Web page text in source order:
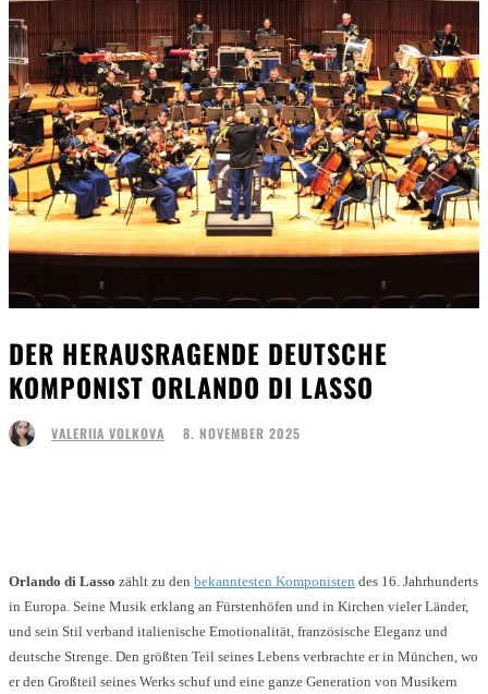
DER HERAUSRAGENDE DEUTSCHE
KOMPONIST ORLANDO DI LASSO
VALERIIA VOLKOVA 8. NOVEMBER 2025
Orlando di Lasso zählt zu den bekanntesten Komponisten des 16. Jahrhunderts
in Europa. Seine Musik erklang an Fürstenhöfen und in Kirchen vieler Länder,
und sein Stil verband italienische Emotionalität, französische Eleganz und
deutsche Strenge. Den größten Teil seines Lebens verbrachte er in München, wo
er den Großteil seines Werks schuf und eine ganze Generation von Musikern